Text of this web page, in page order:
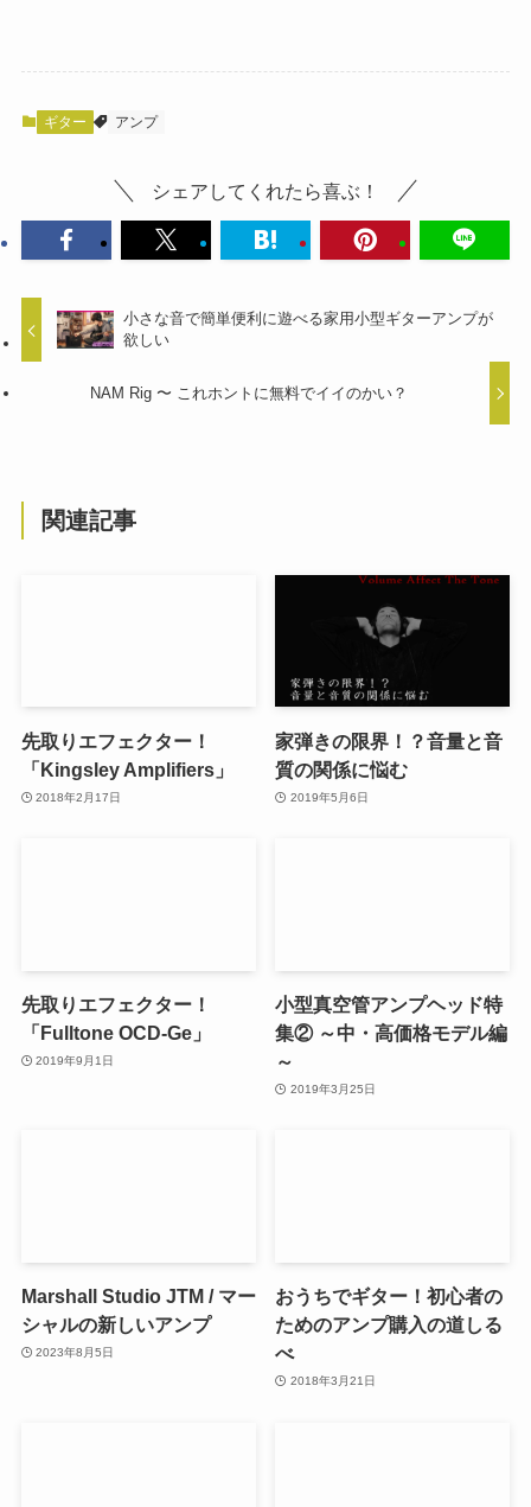
ギター アンプ
シェアしてくれたら喜ぶ！
小さな音で簡単便利に遊べる家用小型ギターアンプが
欲しい
NAM Rig 〜 これホントに無料でイイのかい？
関連記事
先取りエフェクター！
「Kingsley Amplifiers」
2018年2月17日
家弾きの限界！？音量と音
質の関係に悩む
2019年5月6日
先取りエフェクター！
「Fulltone OCD-Ge」
2019年9月1日
小型真空管アンプヘッド特
集② ～中・高価格モデル編
～
2019年3月25日
Marshall Studio JTM / マー
シャルの新しいアンプ
2023年8月5日
おうちでギター！初心者の
ためのアンプ購入の道しる
べ
2018年3月21日